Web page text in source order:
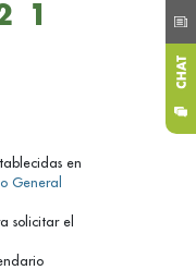
en
General
solicitar el